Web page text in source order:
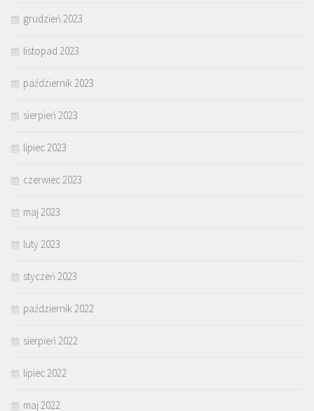
grudzień 2023
listopad 2023
październik 2023
sierpień 2023
lipiec 2023
czerwiec 2023
maj 2023
luty 2023
styczeń 2023
październik 2022
sierpień 2022
lipiec 2022
maj 2022